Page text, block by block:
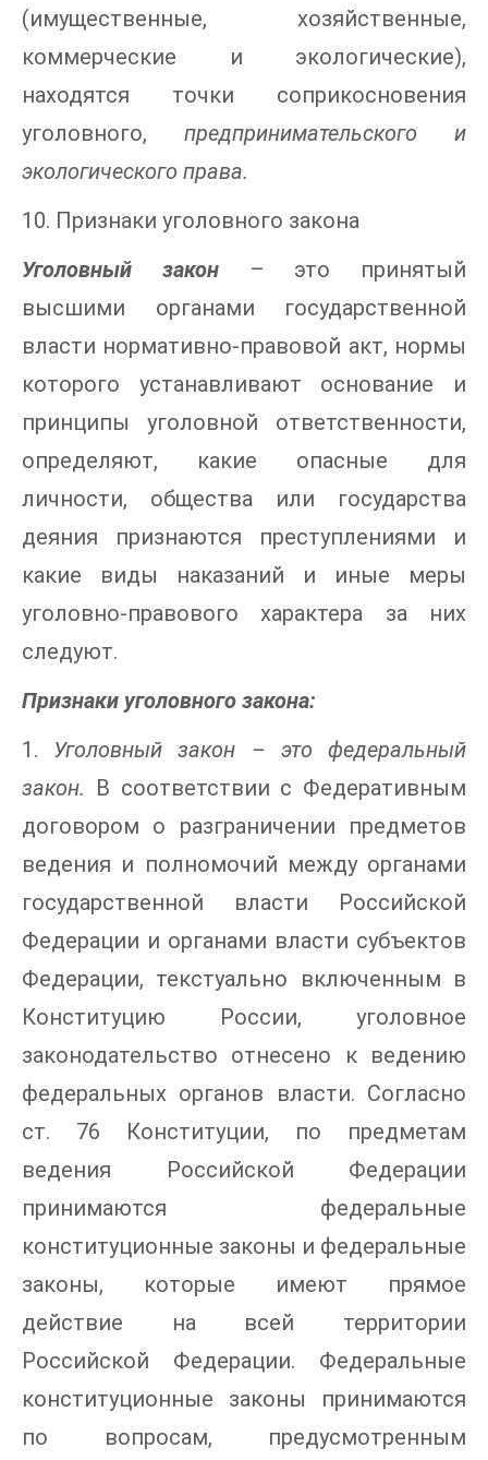
(имущественные, хозяйственные,
коммерческие и экологические),
находятся точки соприкосновения
уголовного, предпринимательского и
экологического права.
10. Признаки уголовного закона
Уголовный закон– это принятый
высшими органами государственной
власти нормативно-правовой акт, нормы
которого устанавливают основание и
принципы уголовной ответственности,
определяют, какие опасные для
личности, общества или государства
деяния признаются преступлениями и
какие виды наказаний и иные меры
уголовно-правового характера за них
следуют.
Признаки уголовного закона:
1. Уголовный закон – это федеральный
закон. В соответствии с Федеративным
договором о разграничении предметов
ведения и полномочий между органами
государственной власти Российской
Федерации и органами власти субъектов
Федерации, текстуально включенным в
Конституцию России, уголовное
законодательство отнесено к ведению
федеральных органов власти. Согласно
ст. 76 Конституции, по предметам
ведения Российской Федерации
принимаются федеральные
конституционные законы и федеральные
законы, которые имеют прямое
действие на всей территории
Российской Федерации. Федеральные
конституционные законы принимаются
по вопросам, предусмотренным